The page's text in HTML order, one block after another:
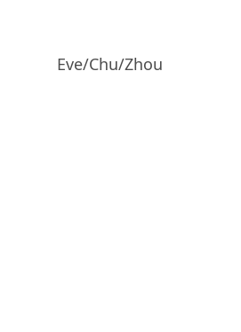
Eve/Chu/Zhou